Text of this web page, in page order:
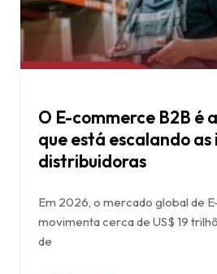
O E-commerce B2B é
que está escalando
distribuidoras
Em 2026, o mercado global de
movimenta cerca de US$ 19
de